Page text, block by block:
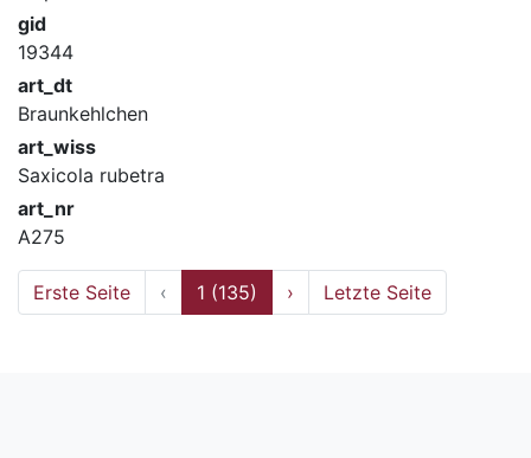
gid
19344
art_dt
Braunkehlchen
art_wiss
Saxicola rubetra
art_nr
A275
Erste Seite ‹ 1 (135) › Letzte Seite